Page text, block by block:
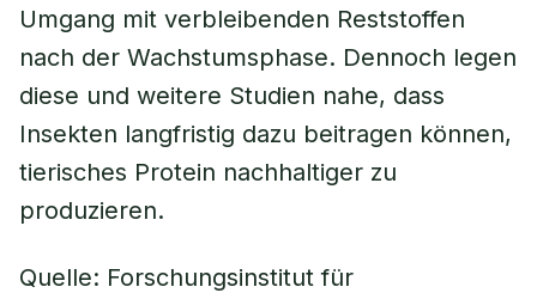
Umgang mit verbleibenden Reststoffen
nach der Wachstumsphase. Dennoch legen
diese und weitere Studien nahe, dass
Insekten langfristig dazu beitragen können,
tierisches Protein nachhaltiger zu
produzieren.
Quelle: Forschungsinstitut für